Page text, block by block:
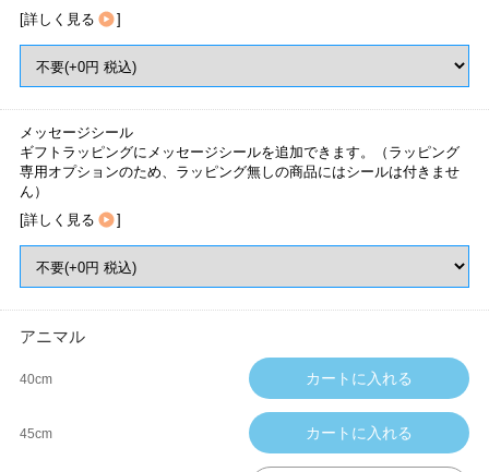
[詳しく見る ]
メッセージシール
ギフトラッピングにメッセージシールを追加できます。（ラッピング
専用オプションのため、ラッピング無しの商品にはシールは付きませ
ん）
[詳しく見る ]
アニマル
40cm
45cm